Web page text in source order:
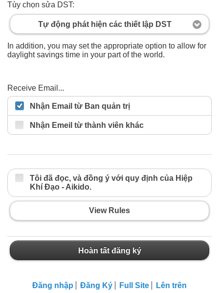
Tùy chọn sửa DST:
Tự động phát hiện các thiết lập DST
In addition, you may set the appropriate option to allow for
daylight savings time in your part of the world.
Receive Email...
Nhận Email từ Ban quản trị
Nhận Emeil từ thành viên khác
Tôi đã đọc, và đồng ý với quy định của Hiệp
Khí Đạo - Aikido.
View Rules
Hoàn tất đăng ký
Đăng nhập Đăng Ký Full Site Lên trên